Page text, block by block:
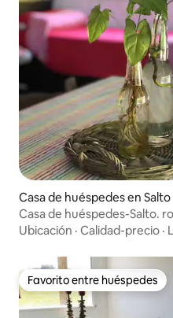
Casa de huéspedes en Salto
Casa de huéspedes-Salto.
Ubicación · Calidad-precio ·
Favorito entre huéspedes
Favorito entre huéspedes